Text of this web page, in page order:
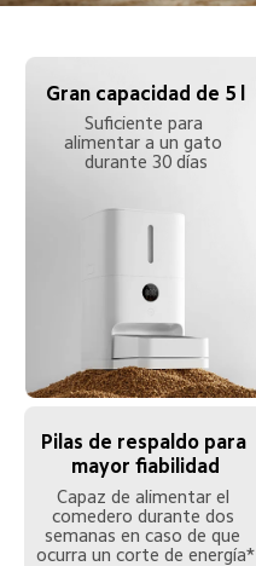
Gran capacidad de 5 l
Suficiente para
alimentar a un gato
durante 30 días
Pilas de respaldo para
mayor fiabilidad
Capaz de alimentar el
comedero durante dos
semanas en caso de que
ocurra un corte de energía*